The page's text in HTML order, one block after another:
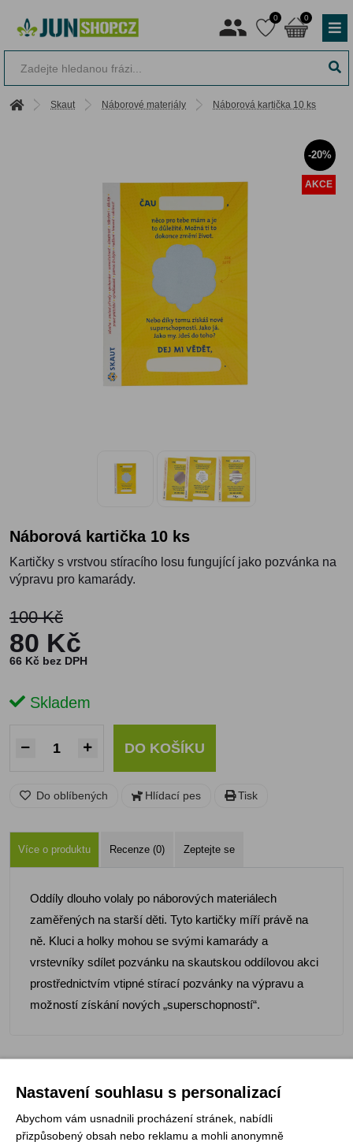
0 0
Skaut Náborové materiály Náborová kartička 10 ks
-20%
AKCE
Náborová kartička 10 ks
Kartičky s vrstvou stíracího losu fungující jako pozvánka na
výpravu pro kamarády.
100 Kč
80 Kč
66 Kč bez DPH
Skladem
DO KOŠÍKU
Do oblíbených Hlídací pes Tisk
Více o produktu Recenze (0) Zeptejte se
Oddíly dlouho volaly po náborových materiálech
zaměřených na starší děti. Tyto kartičky míří právě na
ně. Kluci a holky mohou se svými kamarády a
vrstevníky sdílet pozvánku na skautskou oddílovou akci
prostřednictvím vtipné stírací pozvánky na výpravu a
možností získání nových „superschopností“.
Registrujte se k odběru newsletteru a už Vám
nic neunikne
Nastavení souhlasu s personalizací
Abychom vám usnadnili procházení stránek, nabídli
přizpůsobený obsah nebo reklamu a mohli anonymně